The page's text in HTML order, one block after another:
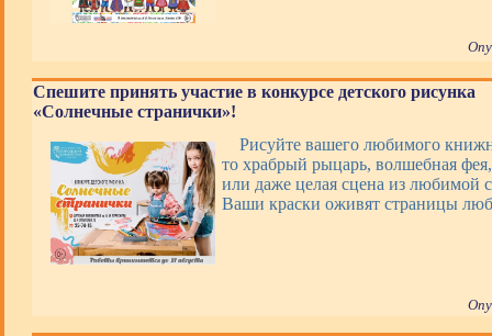
Спешите принять участие в конкурсе детского рисунка
«Солнечные странички»!
Рисуйте вашего любимого
то храбрый рыцарь, волшебная
или даже целая сцена из любимой
Ваши краски оживят страницы